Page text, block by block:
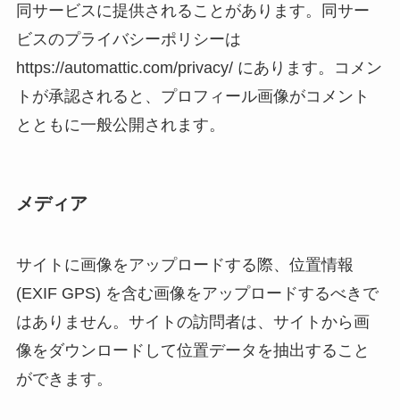
同サービスに提供されることがあります。同サー
ビスのプライバシーポリシーは
https://automattic.com/privacy/ にあります。コメン
トが承認されると、プロフィール画像がコメント
とともに一般公開されます。
メディア
サイトに画像をアップロードする際、位置情報
(EXIF GPS) を含む画像をアップロードするべきで
はありません。サイトの訪問者は、サイトから画
像をダウンロードして位置データを抽出すること
ができます。